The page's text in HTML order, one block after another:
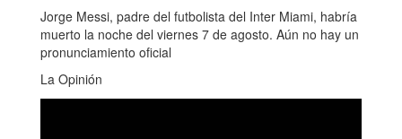
Jorge Messi, padre del futbolista del Inter Miami, habría
muerto la noche del viernes 7 de agosto. Aún no hay un
pronunciamiento oficial
La Opinión